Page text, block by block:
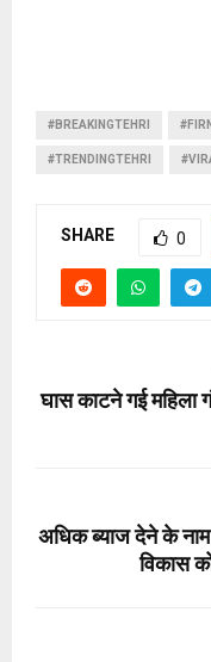
#BREAKINGTEHRI
#TRENDINGTEHRI
SHARE 0
घास काटने गई महिला
अधिक ब्याज देने के
विकास